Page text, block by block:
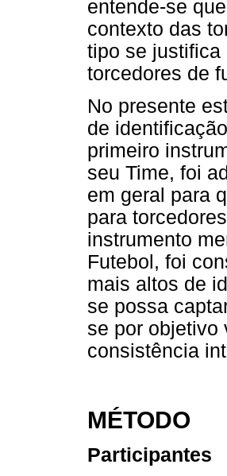
entende-se
contexto das
tipo se
torcedores de
No presente
de
primeiro
seu Time, foi
em geral para
para
instrumento
Futebol, foi
mais altos de
se possa
se por objetivo
consistência
MÉTODO
Participantes